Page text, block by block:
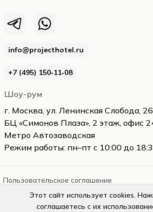
info@projecthotel.ru
+7 (495) 150‑11‑08
Шоу-рум
г. Москва, ул. Ленинская Слобода,
БЦ «Симонов Плаза», 2 этаж, офис
Метро Автозаводская
Режим работы: пн–пт с 10:00 до
Пользовательское соглашение
Этот сайт использует cookies.
соглашаетесь с их